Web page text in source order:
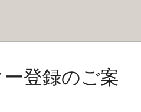
登録のご案